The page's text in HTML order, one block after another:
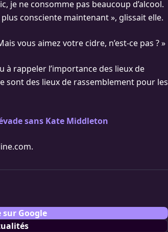
je ne consomme pas beaucoup d’alcool.
consciente maintenant », glissait elle.
vous aimez votre cidre, n’est-ce pas ? »
à rappeler l’importance des lieux de
sont des lieux de rassemblement pour les
sans Kate Middleton
sur Google